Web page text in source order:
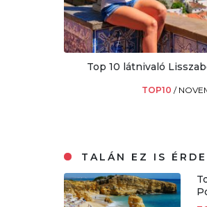
Top 10 látnivaló
TOP10/
TALÁN EZ IS